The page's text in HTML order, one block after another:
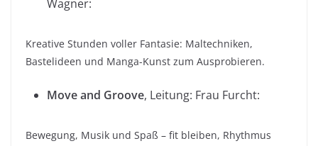
Wagner:
Kreative Stunden voller Fantasie: Maltechniken,
Bastelideen und Manga-Kunst zum Ausprobieren.
Move and Groove, Leitung: Frau Furcht:
Bewegung, Musik und Spaß – fit bleiben, Rhythmus